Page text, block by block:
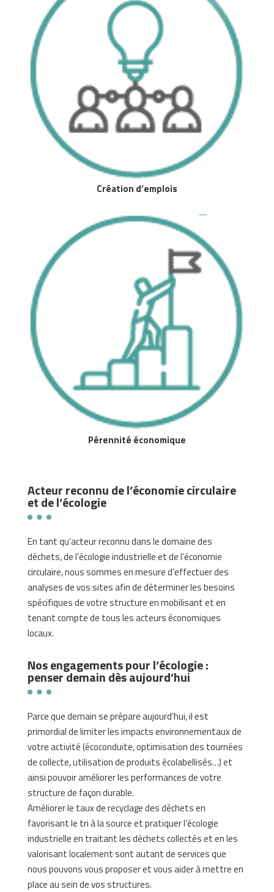
Création d’emplois
Pérennité économique
Acteur reconnu de l’économie circulaire
et de l’écologie
En tant qu’acteur reconnu dans le domaine des
déchets, de l’écologie industrielle et de l’économie
circulaire, nous sommes en mesure d’effectuer des
analyses de vos sites afin de déterminer les besoins
spécifiques de votre structure en mobilisant et en
tenant compte de tous les acteurs économiques
locaux.
Nos engagements pour l’écologie :
penser demain dès aujourd’hui
Parce que demain se prépare aujourd’hui, il est
primordial de limiter les impacts environnementaux de
votre activité (écoconduite, optimisation des tournées
de collecte, utilisation de produits écolabellisés…) et
ainsi pouvoir améliorer les performances de votre
structure de façon durable.
Améliorer le taux de recyclage des déchets en
favorisant le tri à la source et pratiquer l’écologie
industrielle en traitant les déchets collectés et en les
valorisant localement sont autant de services que
nous pouvons vous proposer et vous aider à mettre en
place au sein de vos structures.